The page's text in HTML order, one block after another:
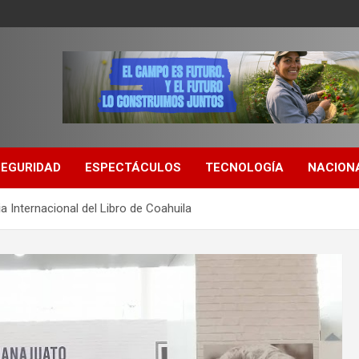
ESPECTÁCULOS TECNOLOGÍA
Internacional del Libro de Coahuila